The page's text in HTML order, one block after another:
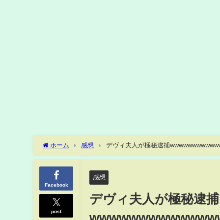
ホーム 感想
デヴィ夫人が極秘逮捕
め】【2chスレ】【5chスレ】
Facebook
post
感想
デヴィ夫人が極秘逮捕